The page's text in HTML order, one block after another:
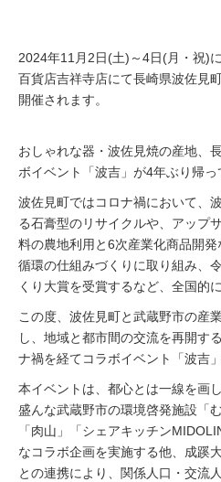
2024年11月2日(土)～4日(月・祝)
百貨店吉祥寺店にて長崎県波佐見
開催されます。
おしゃれな器・波佐見焼の産地、
ボイベント「波吉」が4年ぶり帰っ
波佐見町ではコロナ禍において、
る石膏型のリサイクルや、アップ
料の農地利用と6次産業化商品開
循環の仕組みづくりに取り組み、
くり大賞を受賞するなど、全国的
この度、波佐見町と武蔵野市の産
し、地域と都市間の交流を再開す
ナ禍を経てコラボイベント「波吉
本イベントは、都心とは一線を画
盛んな武蔵野市の環境啓発施設「
「肉山」「シェアキッチン
なコラボ企画を実施する他、成蹊
との連携により、関係人口・交流